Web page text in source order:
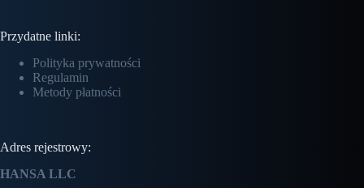
Przydatne linki:
Polityka prywatności
Regulamin
Metody płatności
Adres rejestrowy:
HANSA LLC